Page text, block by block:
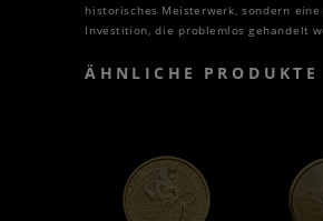
historisches Meisterwerk, sondern
Investition, die problemlos gehandelt
ÄHNLICHE PRODUKTE